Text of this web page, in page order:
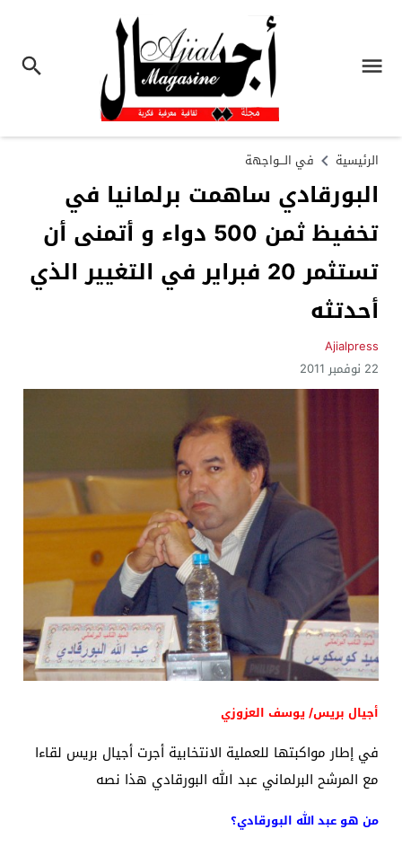
الرئيسية في الـــواجهة
البورقادي ساهمت برلمانيا في
تخفيظ ثمن 500 دواء و أتمنى أن
تستثمر 20 فبراير في التغيير الذي
أحدتثه
Ajialpress
22 نوفمبر 2011
أجيال بريس/ يوسف العزوزي
في إطار مواكبتها للعملية الانتخابية أجرت أجيال بريس لقاءا
مع المرشح البرلماني عبد الله البورقادي هذا نصه
من هو عبد الله البورقادي؟